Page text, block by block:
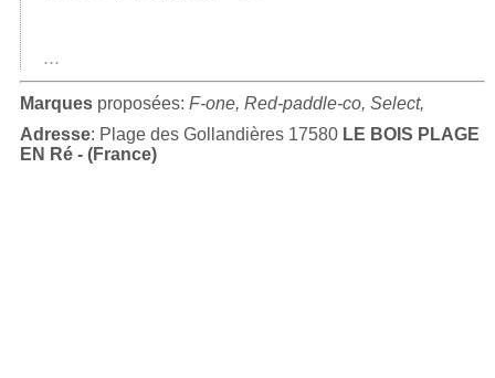
...
Marquesproposées: F-one, Red-paddle-co, Select,
Adresse: Plage des Gollandières 17580 LE BOIS PLAGE
EN Ré - (France)